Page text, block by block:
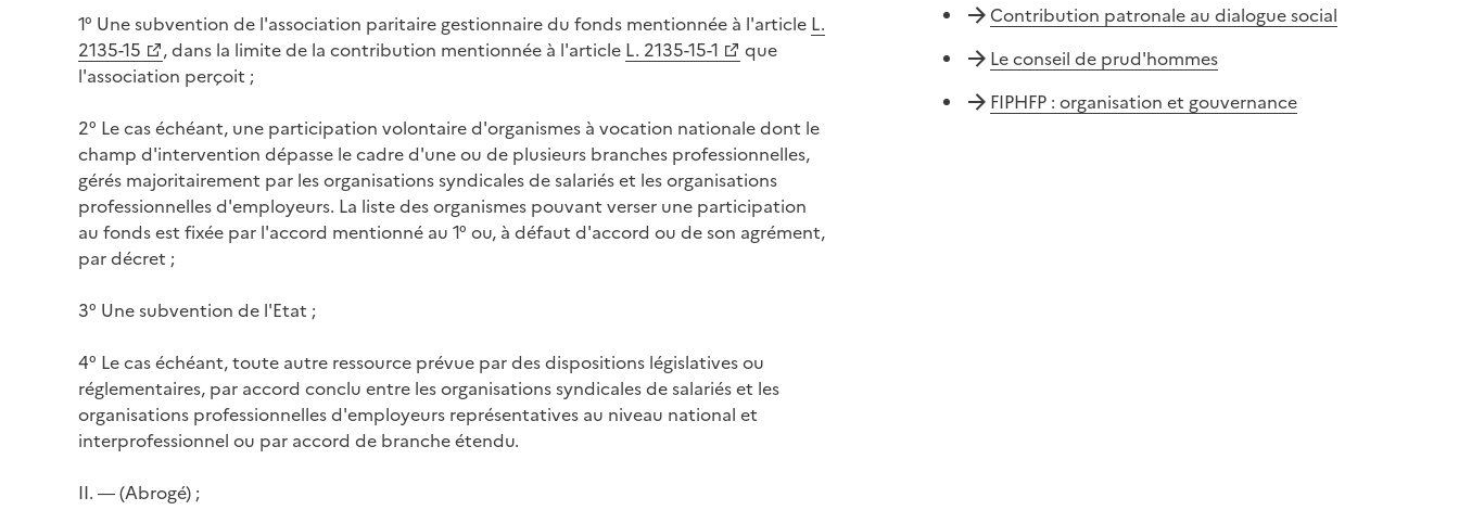
1° Une subvention de l'association paritaire gestionnaire du fonds mentionnée à l'article L.
2135-15
, dans la limite de la contribution mentionnée à l'article L. 2135-15-1
que
l'association perçoit ;
2° Le cas échéant, une participation volontaire d'organismes à vocation nationale dont le
champ d'intervention dépasse le cadre d'une ou de plusieurs branches professionnelles,
gérés majoritairement par les organisations syndicales de salariés et les organisations
professionnelles d'employeurs. La liste des organismes pouvant verser une participation
au fonds est fixée par l'accord mentionné au 1° ou, à défaut d'accord ou de son agrément,
par décret ;
3° Une subvention de l'Etat ;
4° Le cas échéant, toute autre ressource prévue par des dispositions législatives ou
réglementaires, par accord conclu entre les organisations syndicales de salariés et les
organisations professionnelles d'employeurs représentatives au niveau national et
interprofessionnel ou par accord de branche étendu.
II. ― (Abrogé) ;
Contribution patronale au dialogue social
Le conseil de prud'hommes
FIPHFP : organisation et gouvernance